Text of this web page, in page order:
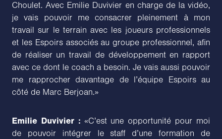
Choulet. Avec Emilie Duvivier en charge de la vidéo,
je vais pouvoir me consacrer pleinement à mon
travail sur le terrain avec les joueurs professionnels
et les Espoirs associés au groupe professionnel, afin
de réaliser un travail de développement en rapport
avec ce dont le coach a besoin. Je vais aussi pouvoir
me rapprocher davantage de l’équipe Espoirs au
côté de Marc Berjoan.»
Emilie Duvivier : «C’est une opportunité pour moi
de pouvoir intégrer le staff d’une formation de